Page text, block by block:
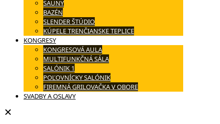
SAUNY
BAZÉN
SLENDER ŠTÚDIO
KÚPELE TRENČIANSKE TEPLICE
KONGRESY
KONGRESOVÁ AULA
MULTIFUNKČNÁ SÁLA
SALÓNIK 1
POĽOVNÍCKY SALÓNIK
FIREMNÁ GRILOVAČKA V OBORE
SVADBY A OSLAVY
✕